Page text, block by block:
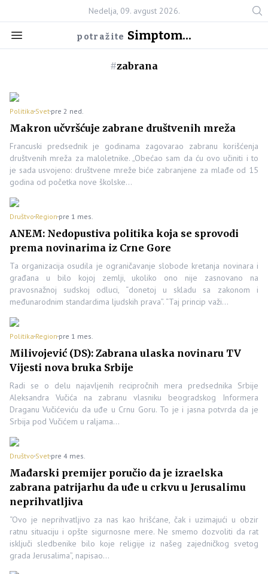
Nedelja, 09. avgust 2026.
potražite Simptom...
#zabrana
Politika Svet pre 2 ned.
Makron učvršćuje zabrane društvenih mreža
Francuski predsednik je godinama zagovarao zabranu korišćenja
društvenih mreža za maloletnike. „Obećao sam da ću ovo učiniti i to
je sada usvojeno: društvene mreže biće zabranjene za mlađe od 15
godina od početka nove školske…
Društvo Region pre 1 mes.
ANEM: Nedopustiva politika koja se sprovodi
prema novinarima iz Crne Gore
Ta organizacija osudila je ograničavanje slobode kretanja novinara i
građana u bilo kojoj zemlji, ukoliko ono nije zasnovano na
pravosnažnoj sudskoj odluci, “donetoj u skladu sa zakonom i
međunarodnim standardima ljudskih prava”. “Taj princip važi…
Politika Region pre 1 mes.
Milivojević (DS): Zabrana ulaska novinaru TV
Vijesti nova bruka Srbije
Radi se o delu najavljenih recipročnih mera predsednika Srbije
Aleksandra Vučića na zabranu vlasniku beogradskog Informera
Draganu Vučićeviću da uđe u Crnu Goru. To je i jasna potvrda da je
Srbija pod Vučićem u raljama…
Društvo Svet pre 4 mes.
Mađarski premijer poručio da je izraelska
zabrana patrijarhu da uđe u crkvu u Jerusalimu
neprihvatljiva
“Ovo je neprihvatljivo za nas kao hrišćane, čak i uzimajući u obzir
ratnu situaciju i opšte sigurnosne mere. Ne smemo dozvoliti da rat
isključi sledbenike bilo koje religije iz našeg zajedničkog svetog
grada Jerusalima”, napisao…